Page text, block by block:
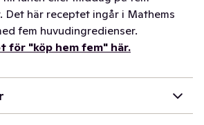
Det här receptet ingår i Mathems
fem huvudingredienser.
för "köp hem fem" här.